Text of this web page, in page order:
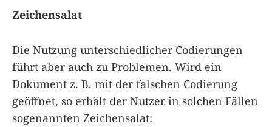
Zeichensalat
Die Nutzung unterschiedlicher Codierungen
führt aber auch zu Problemen. Wird ein
Dokument z. B. mit der falschen Codierung
geöffnet, so erhält der Nutzer in solchen Fällen
sogenannten Zeichensalat: